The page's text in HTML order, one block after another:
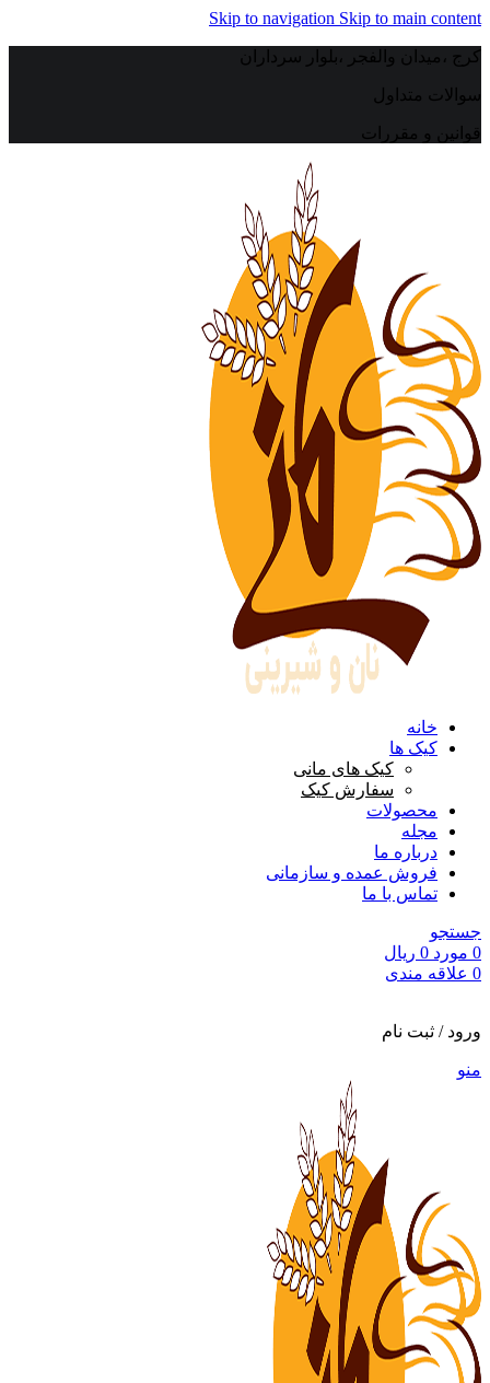
Skip to navigation Skip to main content
کرج ،میدان والفجر ،بلوار سرداران
سوالات متداول
قوانین و مقررات
خانه
کیک ها
کیک های مانی
سفارش کیک
محصولات
مجله
درباره ما
فروش عمده و سازمانی
تماس با ما
جستجو
0 مورد 0 ریال
0 علاقه مندی
ورود / ثبت نام
منو